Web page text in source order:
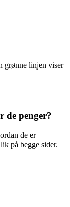
grønne linjen viser
de penger?
de er
på begge sider.